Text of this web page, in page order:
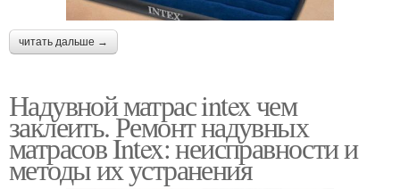
читать дальше →
Надувной матрас intex чем
заклеить. Ремонт надувных
матрасов Intex: неисправности и
методы их устранения